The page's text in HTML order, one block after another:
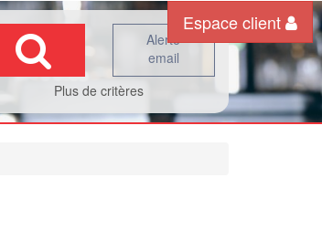
Espace client
Alerte
email
Plus de critères